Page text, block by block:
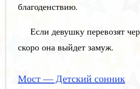
благоденствию.
Если девушку перевозят
скоро она выйдет замуж.
Мост — Детский сонник